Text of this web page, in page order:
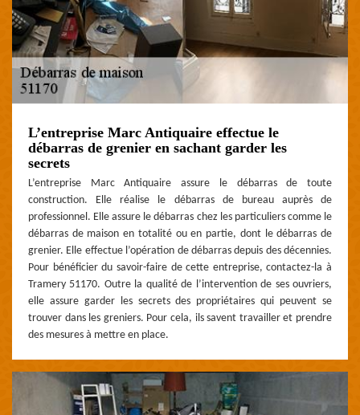
L’entreprise Marc Antiquaire effectue le
débarras de grenier en sachant garder les
secrets
L’entreprise Marc Antiquaire assure le débarras de toute
construction. Elle réalise le débarras de bureau auprès de
professionnel. Elle assure le débarras chez les particuliers comme le
débarras de maison en totalité ou en partie, dont le débarras de
grenier. Elle effectue l’opération de débarras depuis des décennies.
Pour bénéficier du savoir-faire de cette entreprise, contactez-la à
Tramery 51170. Outre la qualité de l’intervention de ses ouvriers,
elle assure garder les secrets des propriétaires qui peuvent se
trouver dans les greniers. Pour cela, ils savent travailler et prendre
des mesures à mettre en place.